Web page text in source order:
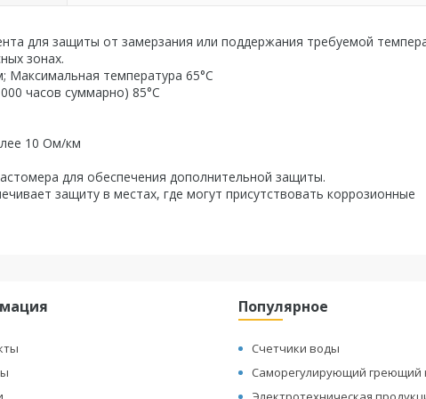
для защиты от замерзания или поддержания требуемой
зонах.
температура 65°С
часов суммарно) 85°С
10 Ом/км
для обеспечения дополнительной защиты.
защиту в местах, где могут присутствовать коррозионные
Популярное
Счетчики воды
Саморегулирующий греющий